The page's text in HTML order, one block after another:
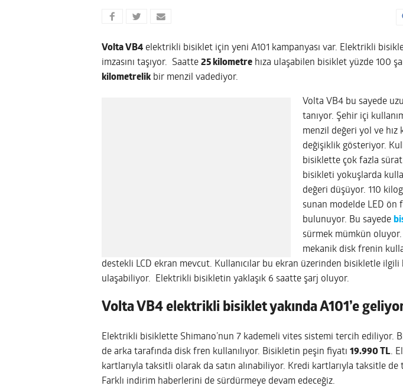
Volta VB4 elektrikli bisiklet için yeni A101 kampanyası var. Elektrikli
imzasını taşıyor. Saatte 25 kilometre hıza ulaşabilen bisiklet yüzde 100
kilometrelik bir menzil vadediyor.
Volta VB4 bu sayede
tanıyor. Şehir içi
menzil değeri yol ve hız
değişiklik gösteriyor.
bisiklette çok fazla sürat
bisikleti yokuşlarda
değeri düşüyor. 110
sunan modelde LED ön
bulunuyor. Bu sayede
sürmek mümkün
mekanik disk frenin
destekli LCD ekran mevcut. Kullanıcılar bu ekran üzerinden bisikletle ilgili
ulaşabiliyor. Elektrikli bisikletin yaklaşık 6 saatte şarj oluyor.
Volta VB4 elektrikli bisiklet yakında A101’e
Elektrikli bisiklette Shimano’nun 7 kademeli vites sistemi tercih ediliyor.
de arka tarafında disk fren kullanılıyor. Bisikletin peşin fiyatı 19.990 TL.
kartlarıyla taksitli olarak da satın alınabiliyor. Kredi kartlarıyla taksitle
Farklı indirim haberlerini de sürdürmeye devam edeceğiz.